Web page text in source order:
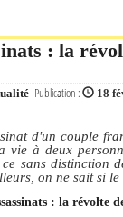
: la
Publication : 18
d'un couple
à deux
sans distinction
on ne sait si
: la révolte